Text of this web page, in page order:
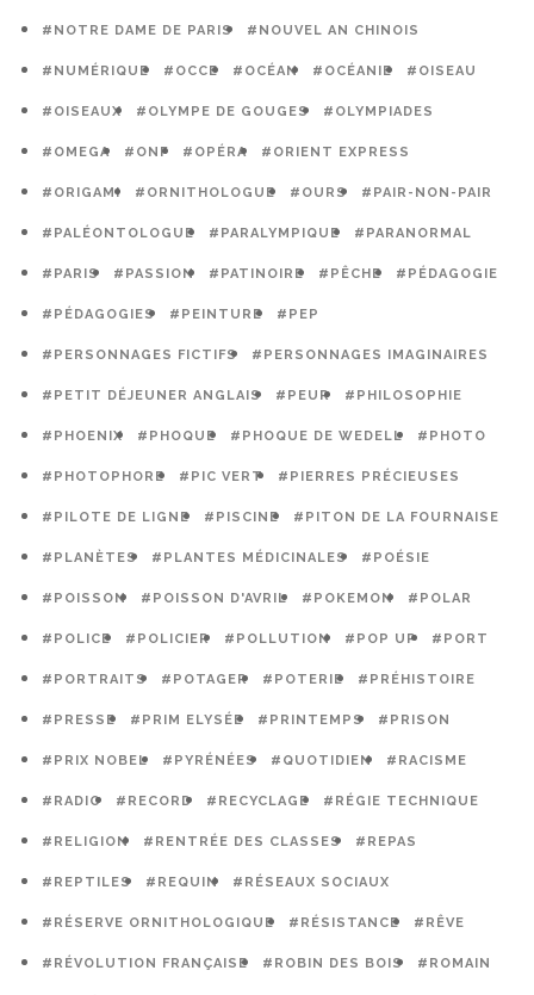
#NOTRE DAME DE PARIS #NOUVEL AN CHINOIS
#NUMÉRIQUE #OCCE #OCÉAN #OCÉANIE #OISEAU
#OISEAUX #OLYMPE DE GOUGES #OLYMPIADES
#OMEGA #ONF #OPÉRA #ORIENT EXPRESS
#ORIGAMI #ORNITHOLOGUE #OURS #PAIR-NON-PAIR
#PALÉONTOLOGUE #PARALYMPIQUE #PARANORMAL
#PARIS #PASSION #PATINOIRE #PÊCHE #PÉDAGOGIE
#PÉDAGOGIES #PEINTURE #PEP
#PERSONNAGES FICTIFS #PERSONNAGES IMAGINAIRES
#PETIT DÉJEUNER ANGLAIS #PEUR #PHILOSOPHIE
#PHOENIX #PHOQUE #PHOQUE DE WEDELL #PHOTO
#PHOTOPHORE #PIC VERT #PIERRES PRÉCIEUSES
#PILOTE DE LIGNE #PISCINE #PITON DE LA FOURNAISE
#PLANÈTES #PLANTES MÉDICINALES #POÉSIE
#POISSON #POISSON D'AVRIL #POKEMON #POLAR
#POLICE #POLICIER #POLLUTION #POP UP #PORT
#PORTRAITS #POTAGER #POTERIE #PRÉHISTOIRE
#PRESSE #PRIM ELYSÉE #PRINTEMPS #PRISON
#PRIX NOBEL #PYRÉNÉES #QUOTIDIEN #RACISME
#RADIO #RECORD #RECYCLAGE #RÉGIE TECHNIQUE
#RELIGION #RENTRÉE DES CLASSES #REPAS
#REPTILES #REQUIN #RÉSEAUX SOCIAUX
#RÉSERVE ORNITHOLOGIQUE #RÉSISTANCE #RÊVE
#RÉVOLUTION FRANÇAISE #ROBIN DES BOIS #ROMAIN